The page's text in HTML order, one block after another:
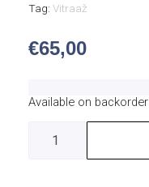
Tag: Vitraaž
€65,00
Available on backorder